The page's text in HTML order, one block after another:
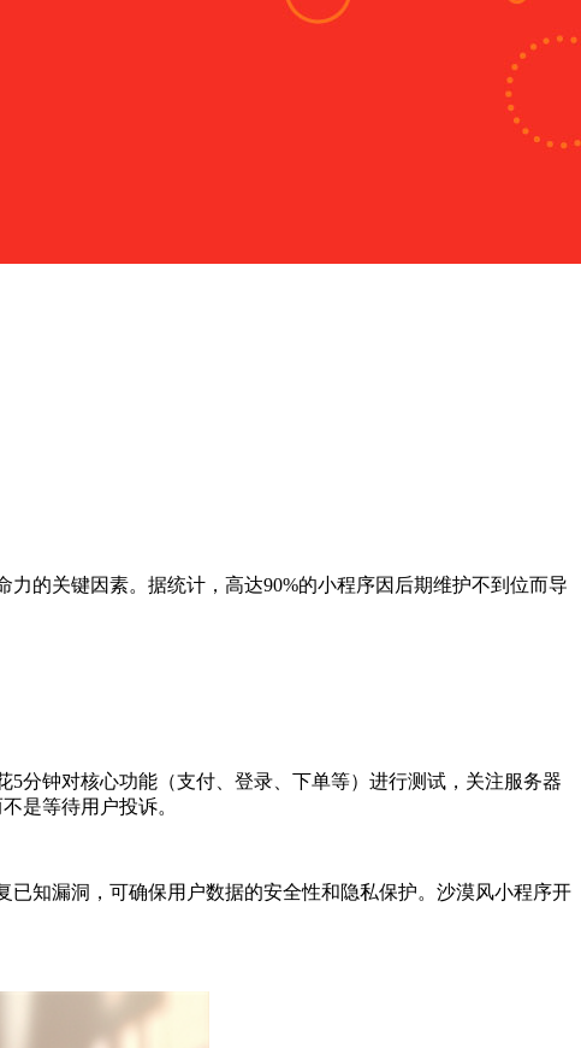
的关键因素。据统计，高达90%的小程序因后期维护不到位而导
分钟对核心功能（支付、登录、下单等）进行测试，关注服务器
是等待用户投诉。
知漏洞，可确保用户数据的安全性和隐私保护。沙漠风小程序开